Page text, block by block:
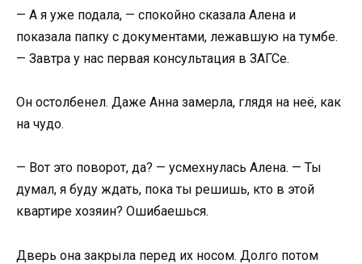
— А я уже подала, — спокойно сказала Алена и
показала папку с документами, лежавшую на тумбе.
— Завтра у нас первая консультация в ЗАГСе.
Он остолбенел. Даже Анна замерла, глядя на неё, как
на чудо.
— Вот это поворот, да? — усмехнулась Алена. — Ты
думал, я буду ждать, пока ты решишь, кто в этой
квартире хозяин? Ошибаешься.
Дверь она закрыла перед их носом. Долго потом